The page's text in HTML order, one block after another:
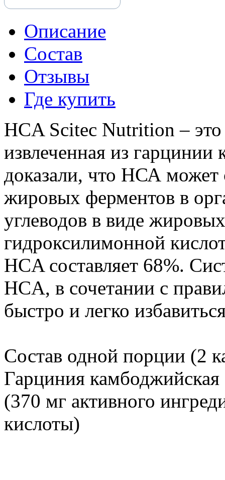
Описание
Состав
Отзывы
Где купить
HCA Scitec Nutrition –
извлеченная из
доказали, что НСА может
жировых ферментов в
углеводов в виде
гидроксилимонной
HCA составляет 68%.
HCA, в сочетании с
быстро и легко
Состав одной порции (2
Гарциния
(370 мг активного
кислоты)